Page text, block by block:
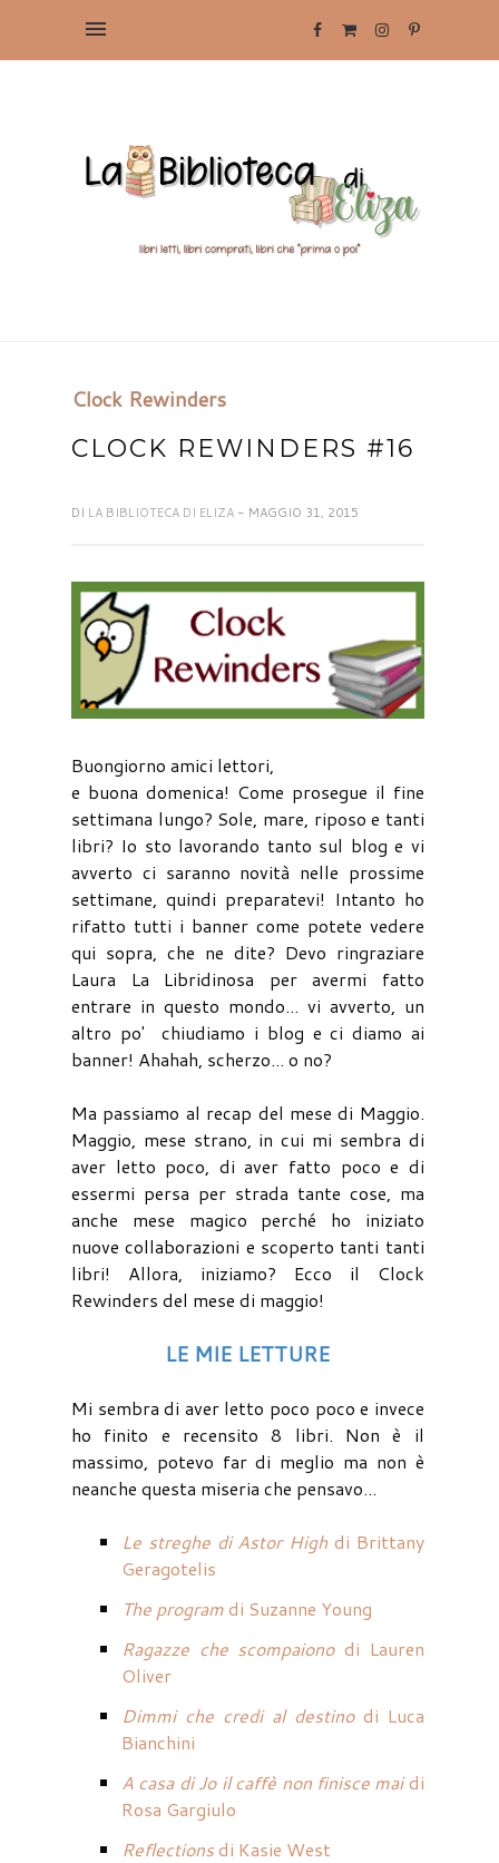
Clock Rewinders
CLOCK REWINDERS #16
DI LA BIBLIOTECA DI ELIZA - MAGGIO 31, 2015
Buongiorno amici lettori,
e buona domenica! Come prosegue il fine
settimana lungo? Sole, mare, riposo e tanti
libri? Io sto lavorando tanto sul blog e vi
avverto ci saranno novità nelle prossime
settimane, quindi preparatevi! Intanto ho
rifatto tutti i banner come potete vedere
qui sopra, che ne dite? Devo ringraziare
Laura La Libridinosa per avermi fatto
entrare in questo mondo... vi avverto, un
altro po' chiudiamo i blog e ci diamo ai
banner! Ahahah, scherzo... o no?
Ma passiamo al recap del mese di Maggio.
Maggio, mese strano, in cui mi sembra di
aver letto poco, di aver fatto poco e di
essermi persa per strada tante cose, ma
anche mese magico perché ho iniziato
nuove collaborazioni e scoperto tanti tanti
libri! Allora, iniziamo? Ecco il Clock
Rewinders del mese di maggio!
LE MIE LETTURE
Mi sembra di aver letto poco poco e invece
ho finito e recensito 8 libri. Non è il
massimo, potevo far di meglio ma non è
neanche questa miseria che pensavo...
Le streghe di Astor Highdi Brittany
Geragotelis
The programdi Suzanne Young
Ragazze che scompaionodi Lauren
Oliver
Dimmi che credi al destinodi Luca
Bianchini
A casa di Jo il caffè non finisce maidi
Rosa Gargiulo
Reflectionsdi Kasie West